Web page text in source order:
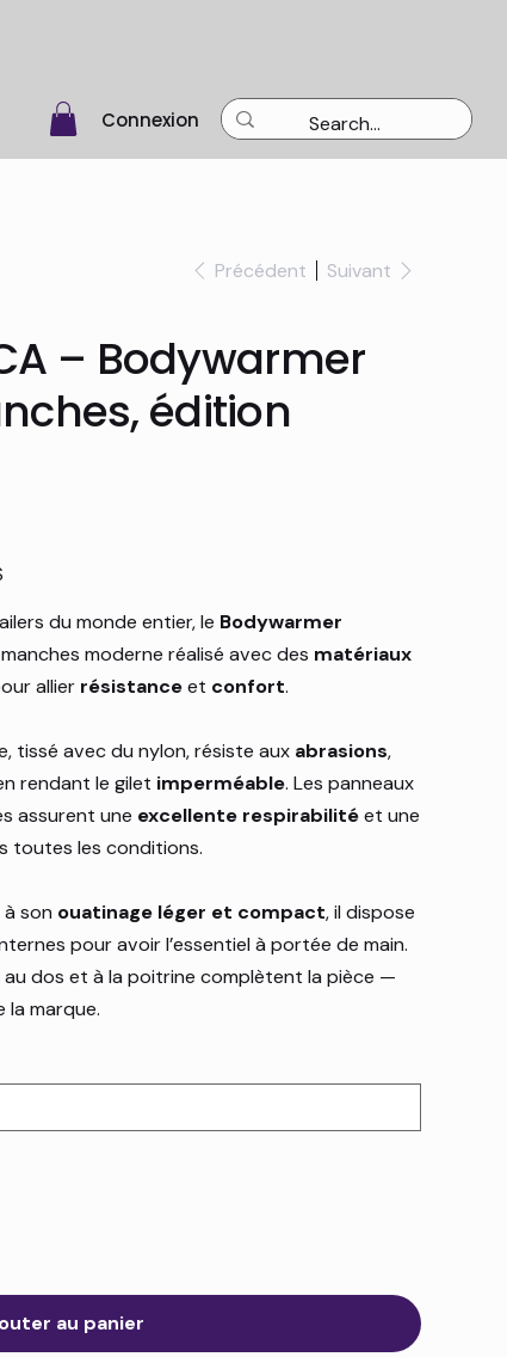
Connexion
Précédent Suivant
– Bodywarmer
édition
du monde entier, le Bodywarmer
moderne réalisé avec des matériaux
allier résistanceet confort.
tissé avec du nylon, résiste aux abrasions,
rendant le gilet imperméable. Les panneaux
assurent une excellente respirabilitéet une
toutes les conditions.
son ouatinage léger et compact, il dispose
pour avoir l’essentiel à portée de main.
au dos et à la poitrine complètent la pièce —
la marque.
au panier